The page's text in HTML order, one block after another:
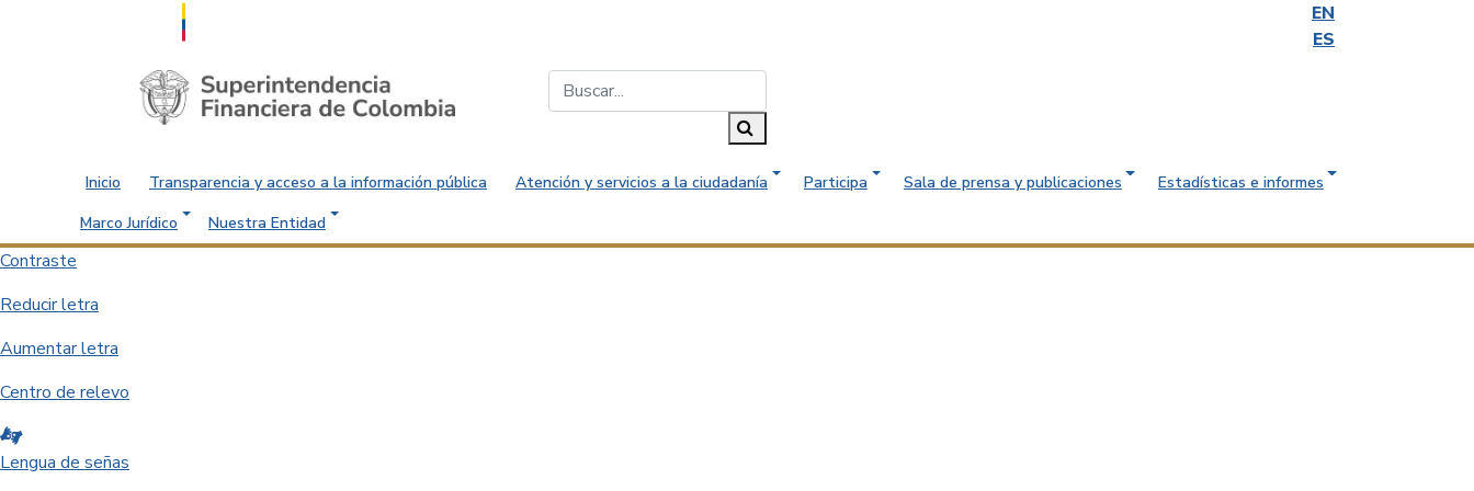
EN
ES
Saltar al contenido principal
Inicio Transparencia y acceso a la información pública Atención y servicios a la ciudadanía Participa Sala de prensa y publicaciones
Estadísticas e informes
Marco Jurídico
Nuestra Entidad
Contraste
Reducir letra
Aumentar letra
Centro de relevo
Lengua de señas